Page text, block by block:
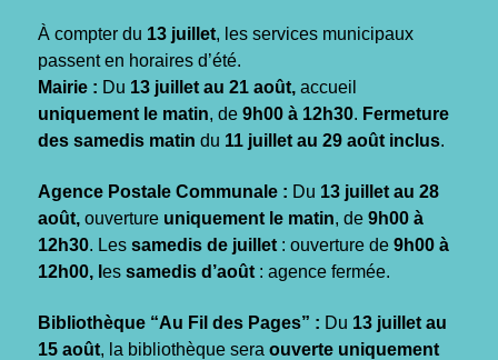
À compter du 13 juillet, les services municipaux
passent en horaires d’été.
Mairie : Du 13 juillet au 21 août, accueil
uniquement le matin, de 9h00 à 12h30. Fermeture
des samedis matin du 11 juillet au 29 août inclus.
Agence Postale Communale : Du 13 juillet au 28
août, ouverture uniquement le matin, de 9h00 à
12h30. Les samedis de juillet : ouverture de 9h00 à
12h00, l es samedis d’août : agence fermée.
Bibliothèque “Au Fil des Pages” : Du 13 juillet au
15 août, la bibliothèque sera ouverte uniquement